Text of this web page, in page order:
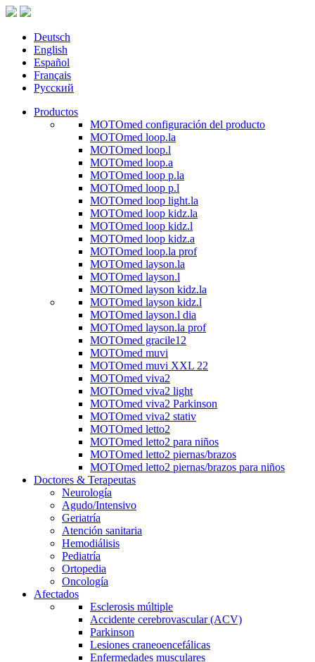
Deutsch
English
Español
Français
Русский
Productos
MOTOmed configuración del producto
MOTOmed loop.la
MOTOmed loop.l
MOTOmed loop.a
MOTOmed loop p.la
MOTOmed loop p.l
MOTOmed loop light.la
MOTOmed loop kidz.la
MOTOmed loop kidz.l
MOTOmed loop kidz.a
MOTOmed loop.la prof
MOTOmed layson.la
MOTOmed layson.l
MOTOmed layson kidz.la
MOTOmed layson kidz.l
MOTOmed layson.l dia
MOTOmed layson.la prof
MOTOmed gracile12
MOTOmed muvi
MOTOmed muvi XXL 22
MOTOmed viva2
MOTOmed viva2 light
MOTOmed viva2 Parkinson
MOTOmed viva2 stativ
MOTOmed letto2
MOTOmed letto2 para niños
MOTOmed letto2 piernas/brazos
MOTOmed letto2 piernas/brazos para niños
Doctores & Terapeutas
Neurología
Agudo/Intensivo
Geriatría
Atención sanitaria
Hemodiálisis
Pediatría
Ortopedia
Oncología
Afectados
Esclerosis múltiple
Accidente cerebrovascular (ACV)
Parkinson
Lesiones craneoencefálicas
Enfermedades musculares